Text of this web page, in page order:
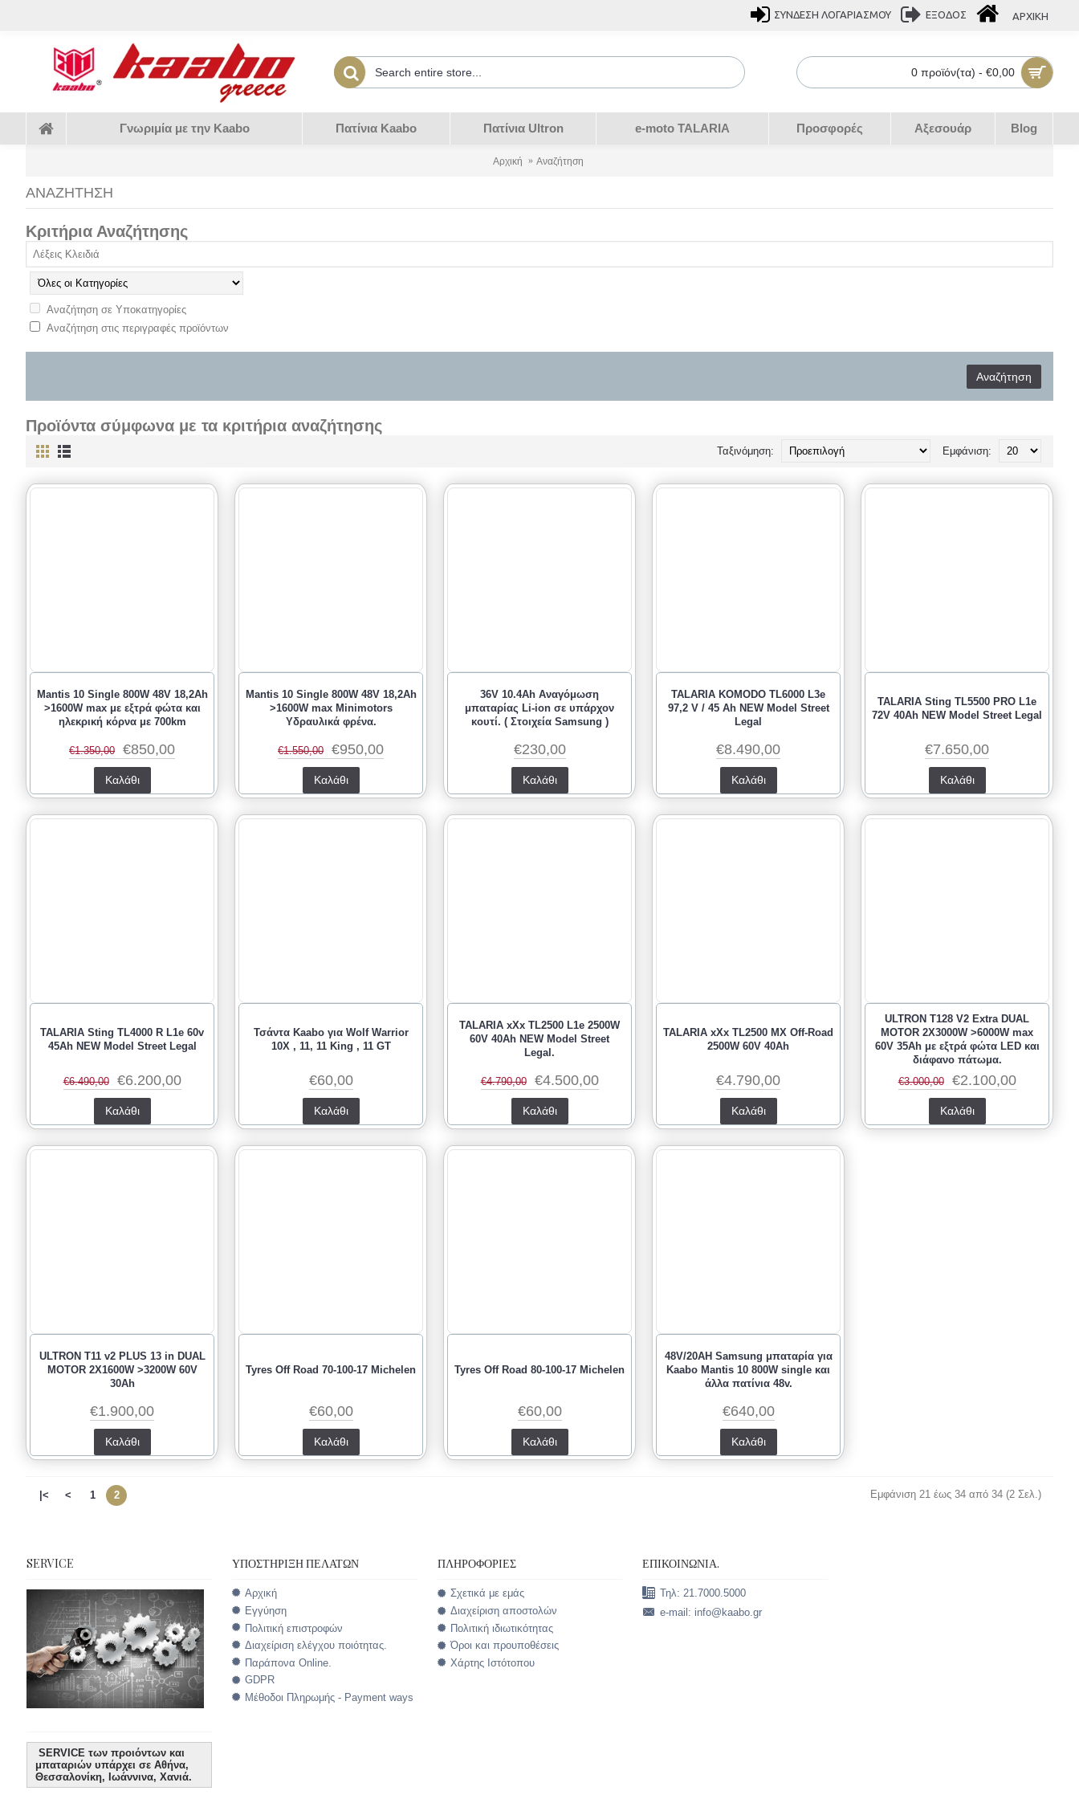
ΣΎΝΔΕΣΗ ΛΟΓΑΡΙΑΣΜΟΎ ΕΞΟΔΟΣ ΑΡΧΙΚΉ
0 προϊόν(τα) - €0,00
Γνωριμία με την Kaabo Πατίνια Kaabo Πατίνια Ultron e-moto TALARIA Προσφορές Αξεσουάρ Blog
Αρχική Αναζήτηση
ΑΝΑΖΉΤΗΣΗ
Κριτήρια Αναζήτησης
Αναζήτηση σε Υποκατηγορίες
Αναζήτηση στις περιγραφές προϊόντων
Προϊόντα σύμφωνα με τα κριτήρια αναζήτησης
Εμφάνιση:
Ταξινόμηση:
Mantis 10 Single 800W 48V 18,2Ah
>1600W max με εξτρά φώτα και
ηλεκρική κόρνα με 700km
€1.350,00 €850,00
Καλάθι
Mantis 10 Single 800W 48V 18,2Ah
>1600W max Minimotors
Υδραυλικά φρένα.
€1.550,00 €950,00
Καλάθι
36V 10.4Ah Αναγόμωση
μπαταρίας Li-ion σε υπάρχον
κουτί. ( Στοιχεία Samsung )
€230,00
Καλάθι
TALARIA KOMODO TL6000 L3e
97,2 V / 45 Ah NEW Model Street
Legal
€8.490,00
Καλάθι
TALARIA Sting TL5500 PRO L1e
72V 40Ah NEW Model Street Legal
€7.650,00
Καλάθι
TALARIA Sting TL4000 R L1e 60v
45Ah NEW Model Street Legal
€6.490,00 €6.200,00
Καλάθι
Τσάντα Kaabo για Wolf Warrior
10Χ , 11, 11 King , 11 GT
€60,00
Καλάθι
TALARIA xXx TL2500 L1e 2500W
60V 40Ah NEW Model Street
Legal.
€4.790,00 €4.500,00
Καλάθι
TALARIA xXx TL2500 MX Off-Road
2500W 60V 40Ah
€4.790,00
Καλάθι
ULTRON T128 V2 Extra DUAL
MOTOR 2X3000W >6000W max
60V 35Ah με εξτρά φώτα LED και
διάφανο πάτωμα.
€3.000,00
€2.100,00
Καλάθι
ULTRON T11 v2 PLUS 13 in DUAL
MOTOR 2X1600W >3200W 60V
30Ah
€1.900,00
Καλάθι
Tyres Off Road 70-100-17 Michelen
€60,00
Καλάθι
Tyres Off Road 80-100-17 Michelen
€60,00
Καλάθι
48V/20AH Samsung μπαταρία για
Kaabo Mantis 10 800W single και
άλλα πατίνια 48v.
€640,00
Καλάθι
|< < 1 2 Εμφάνιση 21 έως 34 από 34 (2 Σελ.)
SERVICE
SERVICE των προιόντων και
μπαταριών υπάρχει σε Αθήνα,
Θεσσαλονίκη, Ιωάννινα, Χανιά.
ΥΠΟΣΤΉΡΙΞΗ ΠΕΛΑΤΏΝ
Αρχική
Εγγύηση
Πολιτική επιστροφών
Διαχείριση ελέγχου ποιότητας.
Παράπονα Online.
GDPR
Μέθοδοι Πληρωμής - Payment ways
ΠΛΗΡΟΦΟΡΊΕΣ
Σχετικά με εμάς
Διαχείριση αποστολών
Πολιτική ιδιωτικότητας
Όροι και προυποθέσεις
Χάρτης Ιστότοπου
ΕΠΙΚΟΙΝΩΝΊΑ.
Τηλ: 21.7000.5000
e-mail: info@kaabo.gr